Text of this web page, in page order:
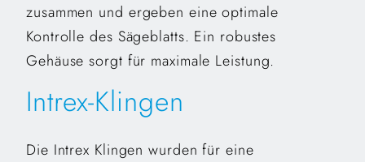
zusammen und ergeben eine optimale
Kontrolle des Sägeblatts. Ein robustes
Gehäuse sorgt für maximale Leistung.
Intrex-Klingen
Die Intrex Klingen wurden für eine